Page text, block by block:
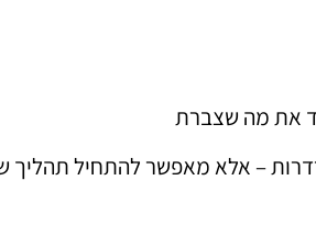
את מה שצברת
– אלא מאפשר להתחיל תהליך